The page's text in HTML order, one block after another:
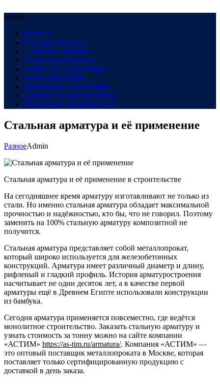
Меню
Главная
В сердце общества
Созидание и рынок
Финансовый компас
В пути: все о транспорте
Техно-революция
Рынок жилья в динамике
Здоровье под микроскопом
Инновации и возможности
Стальная арматура и её применение
РазноеAdmin
Стальная арматура и её применение в строительстве
На сегодняшнее время арматуру изготавливают не только из
стали. Но именно стальная арматура обладает максимальной
прочностью и надёжностью, кто бы, что не говорил. Поэтому
заменить на 100% стальную арматуру композитной не
получится.
Стальная арматура представляет собой металлопрокат,
который широко используется для железобетонных
конструкций. Арматура имеет различный диаметр и длину,
рифленый и гладкий профиль. История арматуростроения
насчитывает не один десяток лет, а в качестве первой
арматуры ещё в Древнем Египте использовали конструкции
из бамбука.
Сегодня арматура применяется повсеместно, где ведётся
монолитное строительство. Заказать стальную арматуру и
узнать стоимость за тонну можно на сайте компании
«АСТИМ» https://as-tim.ru/armatura/. Компания «АСТИМ» —
это оптовый поставщик металлопроката в Москве, которая
поставляет только сертифицированную продукцию с
доставкой в день заказа.